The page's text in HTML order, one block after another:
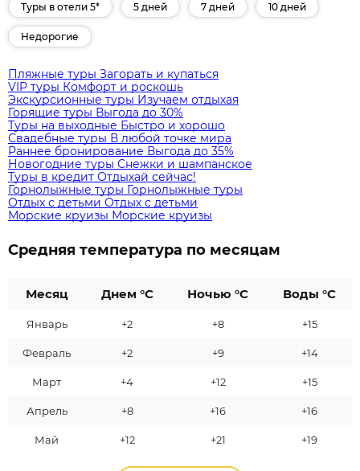
Туры в отели 5* 5 дней 7 дней 10 дней
Недорогие
Пляжные туры Загорать и купаться
VIP туры Комфорт и роскошь
Экскурсионные туры Изучаем отдыхая
Горящие туры Выгода до 30%
Туры на выходные Быстро и хорошо
Свадебные туры В любой точке мира
Раннее бронирование Выгода до 35%
Новогодние туры Снежки и шампанское
Туры в кредит Отдыхай сейчас!
Горнолыжные туры Горнолыжные туры
Отдых с детьми Отдых с детьми
Морские круизы Морские круизы
Средняя температура по месяцам
Месяц Днем °C Ночью °C Воды °C
Январь +2 +8 +15
Февраль +2 +9 +14
Март +4 +12 +15
Апрель +8 +16 +16
Май +12 +21 +19